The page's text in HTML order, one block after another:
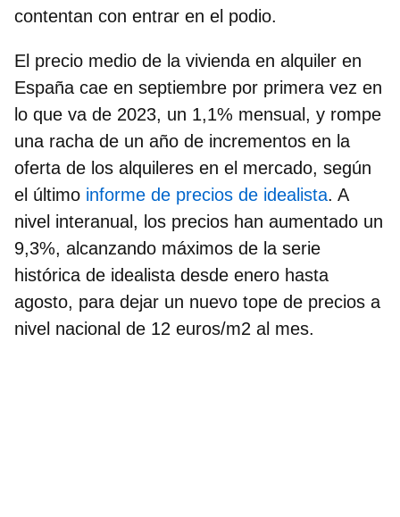
contentan con entrar en el podio.
El precio medio de la vivienda en alquiler en
España cae en septiembre por primera vez en
lo que va de 2023, un 1,1% mensual, y rompe
una racha de un año de incrementos en la
oferta de los alquileres en el mercado, según
el último informe de precios de idealista. A
nivel interanual, los precios han aumentado un
9,3%, alcanzando máximos de la serie
histórica de idealista desde enero hasta
agosto, para dejar un nuevo tope de precios a
nivel nacional de 12 euros/m2 al mes.